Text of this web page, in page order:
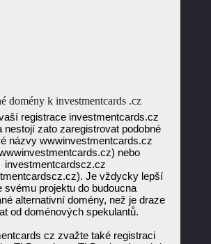
domény k investmentcards .cz
registrace investmentcards.cz
nestojí zato zaregistrovat podobné
názvy wwwinvestmentcards.cz
nebo
investmentcardscz.cz
Je vždycky lepší
svému projektu do budoucna
alternativní domény, než je draze
od doménových spekulantů.
cz zvažte také registraci